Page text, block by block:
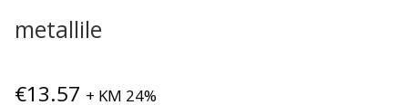
metallile
€13.57 + KM 24%